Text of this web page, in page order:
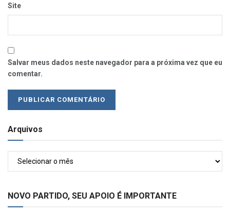
Site
Salvar meus dados neste navegador para a próxima vez que eu
comentar.
Arquivos
NOVO PARTIDO, SEU APOIO É IMPORTANTE